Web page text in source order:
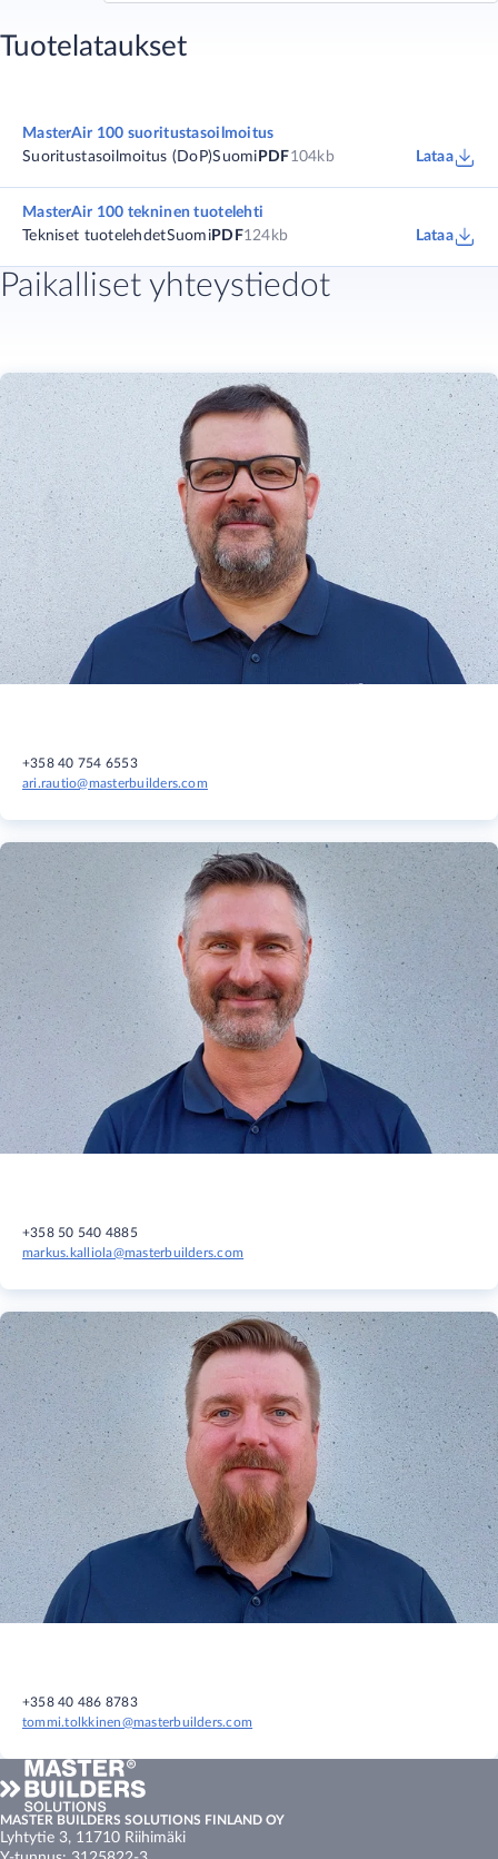
Tuotelataukset
MasterAir 100 suoritustasoilmoitus
Suoritustasoilmoitus (DoP)Suomi PDF104kb Lataa
MasterAir 100 tekninen tuotelehti
Tekniset tuotelehdetSuomi PDF124kb Lataa
Paikalliset yhteystiedot
+358 40 754 6553
ari.rautio@masterbuilders.com
+358 50 540 4885
markus.kalliola@masterbuilders.com
+358 40 486 8783
tommi.tolkkinen@masterbuilders.com
MASTER BUILDERS SOLUTIONS FINLAND OY
Lyhtytie 3, 11710 Riihimäki